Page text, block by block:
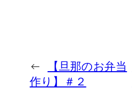
←
【旦那のお弁当
作り】＃２